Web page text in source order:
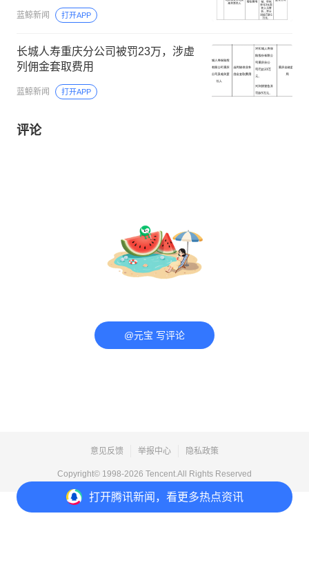
打开腾讯新闻，看更多热点资讯
蓝鲸新闻 打开APP
长城人寿重庆分公司被罚23万，涉虚
列佣金套取费用
蓝鲸新闻 打开APP
评论
@元宝 写评论
意见反馈 举报中心 隐私政策
Copyright© 1998-2026 Tencent.All Rights Reserved